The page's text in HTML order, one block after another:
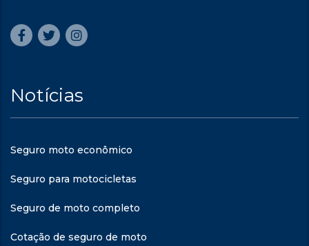
Notícias
Seguro moto econômico
Seguro para motocicletas
Seguro de moto completo
Cotação de seguro de moto